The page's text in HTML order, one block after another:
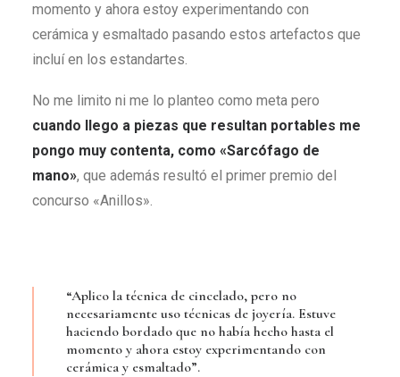
momento y ahora estoy experimentando con
cerámica y esmaltado pasando estos artefactos que
incluí en los estandartes.
No me limito ni me lo planteo como meta pero
cuando llego a piezas que resultan portables me
pongo muy contenta, como «Sarcófago de
mano», que además resultó el primer premio del
concurso «Anillos».
“Aplico la técnica de cincelado, pero no
necesariamente uso técnicas de joyería. Estuve
haciendo bordado que no había hecho hasta el
momento y ahora estoy experimentando con
cerámica y esmaltado”.